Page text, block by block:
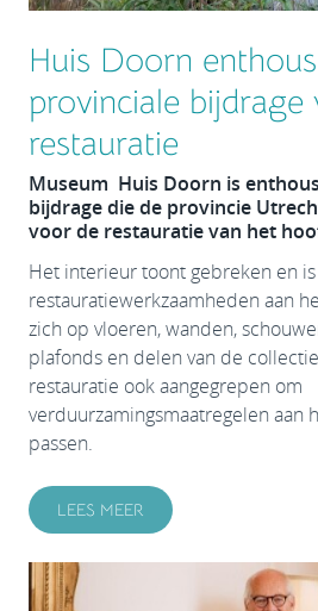
Huis Doorn
provinciale bijdrage
restauratie
Museum Huis Doorn is
bijdrage die de provincie
voor de restauratie van het
Het interieur toont gebreken en
restauratiewerkzaamheden aan
zich op vloeren, wanden,
plafonds en delen van de
restauratie ook aangegrepen om
verduurzamingsmaatregelen aan
passen.
LEES MEER